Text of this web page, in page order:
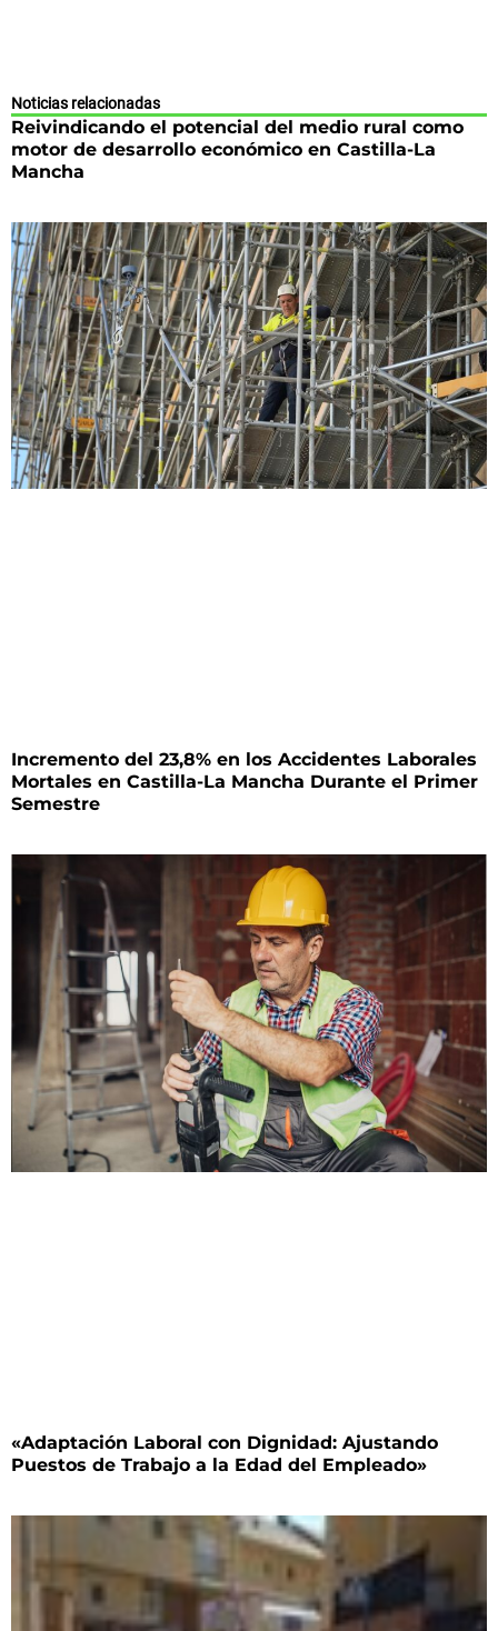
Noticias relacionadas
Reivindicando el potencial del medio rural como
motor de desarrollo económico en Castilla-La
Mancha
Incremento del 23,8% en los Accidentes Laborales
Mortales en Castilla-La Mancha Durante el Primer
Semestre
«Adaptación Laboral con Dignidad: Ajustando
Puestos de Trabajo a la Edad del Empleado»